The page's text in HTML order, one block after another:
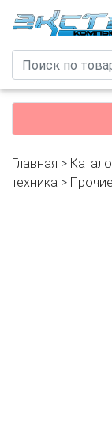
Главная >
техника >